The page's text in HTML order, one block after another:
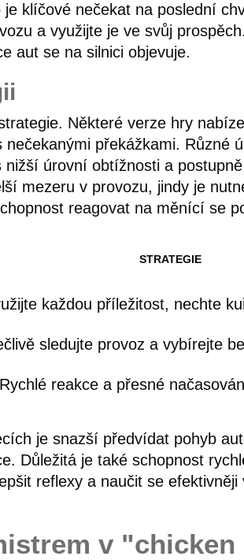
klíčové nečekat na poslední
a využijte je ve svůj
aut se na silnici objevuje.
Některé verze hry
překážkami. Různé
úrovní obtížnosti a
mezeru v provozu, jindy je
reagovat na měnící se
STRATEGIE
každou příležitost, nechte
sledujte provoz a vybírejte
Rychlé reakce a přesné
je snazší předvídat pohyb
Důležitá je také schopnost
reflexy a naučit se
v "chicken